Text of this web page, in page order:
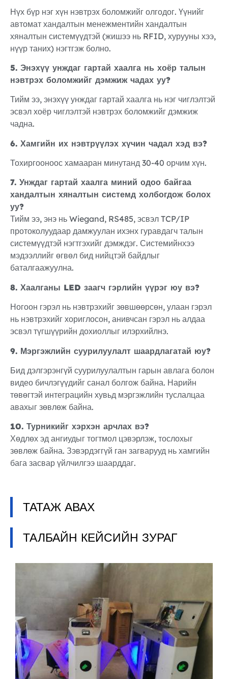
Нүх бүр нэг хүн нэвтрэх боломжийг олгодог. Үүнийг
автомат хандалтын менежментийн хандалтын
хяналтын системүүдтэй (жишээ нь RFID, хурууны хээ,
нүүр таних) нэгтгэж болно.
5. Энэхүү унждаг гартай хаалга нь хоёр талын
нэвтрэх боломжийг дэмжиж чадах уу?
Тийм ээ, энэхүү унждаг гартай хаалга нь нэг чиглэлтэй
эсвэл хоёр чиглэлтэй нэвтрэх боломжийг дэмжиж
чадна.
6. Хамгийн их нэвтрүүлэх хүчин чадал хэд вэ?
Тохиргооноос хамааран минутанд 30-40 орчим хүн.
7. Унждаг гартай хаалга миний одоо байгаа
хандалтын хяналтын системд холбогдож болох
уу?
Тийм ээ, энэ нь Wiegand, RS485, эсвэл TCP/IP
протоколуудаар дамжуулан ихэнх гуравдагч талын
системүүдтэй нэгтгэхийг дэмждэг. Системийнхээ
мэдээллийг өгвөл бид нийцтэй байдлыг
баталгаажуулна.
8. Хаалганы LED заагч гэрлийн үүрэг юу вэ?
Ногоон гэрэл нь нэвтрэхийг зөвшөөрсөн, улаан гэрэл
нь нэвтрэхийг хориглосон, анивчсан гэрэл нь алдаа
эсвэл түгшүүрийн дохиоллыг илэрхийлнэ.
9. Мэргэжлийн суурилуулалт шаардлагатай юу?
Бид дэлгэрэнгүй суурилуулалтын гарын авлага болон
видео бичлэгүүдийг санал болгож байна. Нарийн
төвөгтэй интеграцийн хувьд мэргэжлийн туслалцаа
авахыг зөвлөж байна.
10. Турникийг хэрхэн арчлах вэ?
Хөдлөх эд ангиудыг тогтмол цэвэрлэж, тослохыг
зөвлөж байна. Зэвэрдэггүй ган загварууд нь хамгийн
бага засвар үйлчилгээ шаарддаг.
ТАТАЖ АВАХ
ТАЛБАЙН КЕЙСИЙН ЗУРАГ